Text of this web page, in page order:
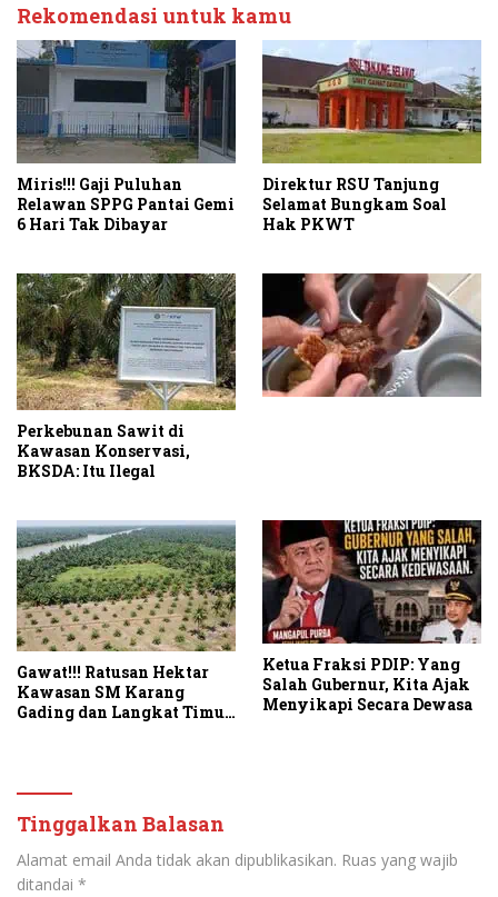
Rekomendasi untuk kamu
Miris!!! Gaji Puluhan
Relawan SPPG Pantai Gemi
6 Hari Tak Dibayar
Direktur RSU Tanjung
Selamat Bungkam Soal
Hak PKWT
Perkebunan Sawit di
Kawasan Konservasi,
BKSDA: Itu Ilegal
Gawat!!! Ratusan Hektar
Kawasan SM Karang
Gading dan Langkat Timur
Ketua Fraksi PDIP: Yang
Salah Gubernur, Kita Ajak
Menyikapi Secara Dewasa
Tinggalkan Balasan
Alamat email Anda tidak akan dipublikasikan. Ruas yang wajib
ditandai *